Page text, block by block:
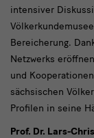
intensiver
Bereicherung.
Netzwerks
und
sächsischen
Profilen in seine
Prof. Dr. Lars-